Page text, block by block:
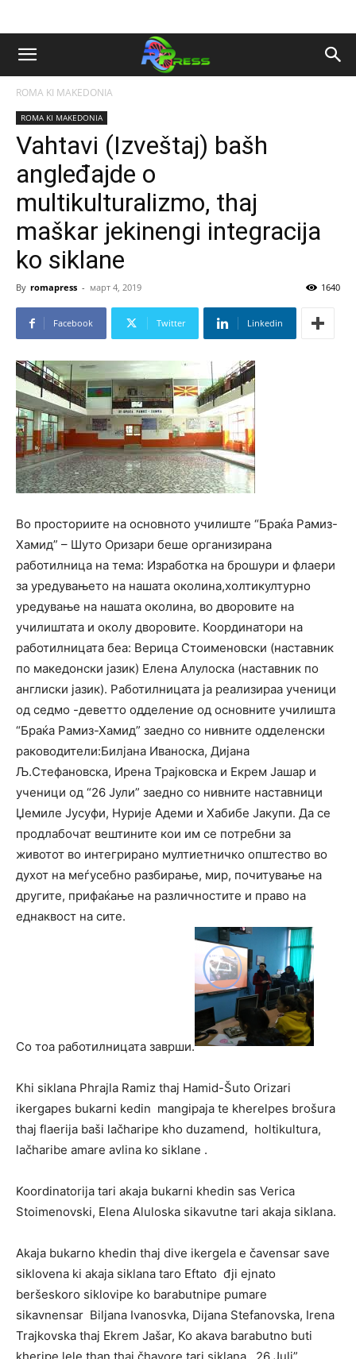
ROMA KI MAKEDONIA
ROMA KI MAKEDONIA
Vahtavi (Izveštaj) bašh
angleđajde o
multikulturalizmo, thaj
maškar jekinengi integracija
ko siklane
By romapress - март 4, 2019 1640
Facebook Twitter Linkedin
Во просториите на основното училиште “Браќа Рамиз-
Хамид” – Шуто Оризари беше организирана
работилница на тема: Изработка на брошури и флаери
за уредувањето на нашата околина,холтикултурно
уредување на нашата околина, во дворовите на
училиштата и околу дворовите. Координатори на
работилницата беа: Верица Стоименовски (наставник
по македонски јазик) Елена Алулоска (наставник по
англиски јазик). Работилницата ја реализираа ученици
од седмо -деветто одделение од основните училишта
“Браќа Рамиз-Хамид” заедно со нивните одделенски
раководители:Билјана Иваноска, Дијана
Љ.Стефановска, Ирена Трајковска и Екрем Јашар и
ученици од “26 Јули” заедно со нивните наставници
Џемиле Јусуфи, Нурије Адеми и Хабибе Јакупи. Да се
продлабочат вештините кои им се потребни за
животот во интегрирано мултиетничко општество во
духот на меѓусебно разбирање, мир, почитување на
другите, прифаќање на различностите и право на
еднаквост на сите.
Со тоа работилницата заврши.
Khi siklana Phrajla Ramiz thaj Hamid-Šuto Orizari
ikergapes bukarni kedin mangipaja te kherelpes brošura
thaj flaerija baši lačharipe kho duzamend, holtikultura,
lačharibe amare avlina ko siklane .
Koordinatorija tari akaja bukarni khedin sas Verica
Stoimenovski, Elena Aluloska sikavutne tari akaja siklana.
Akaja bukarno khedin thaj dive ikergela e čavensar save
siklovena ki akaja siklana taro Eftato đji ejnato
beršeskoro siklovipe ko barabutnipe pumare
sikavnensar Biljana Ivanosvka, Dijana Stefanovska, Irena
Trajkovska thaj Ekrem Jašar, Ko akava barabutno buti